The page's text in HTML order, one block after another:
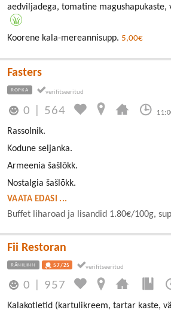
aedviljadega, tomatine magushapukaste,
Koorene kala-mereannisupp. 5,00€
Fasters
ROPKA
0 564
Rassolnik.
Kodune seljanka.
Armeenia šašlõkk.
Nostalgia šašlõkk.
VAATA EDASI ...
Buffet liharoad ja lisandid 1.80€/100g,
Fii Restoran
RÄNILINN 57/25
0 957
Kalakotletid (kartulikreem, tartar kaste,